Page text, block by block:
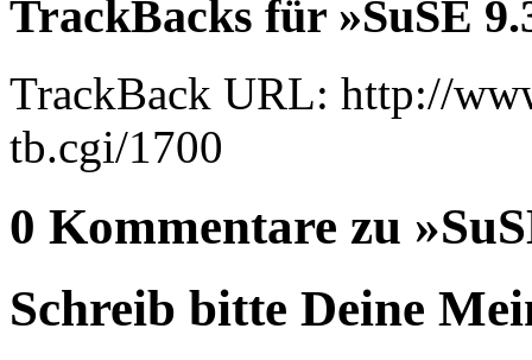
TrackBacks für »SuSE
TrackBack URL: http://
tb.cgi/1700
0 Kommentare zu
Schreib bitte Deine